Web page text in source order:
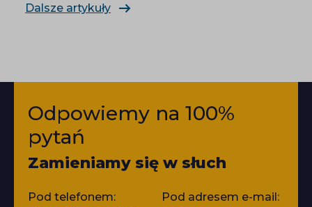
Dalsze artykuły
Odpowiemy na 100%
pytań
Zamieniamy się w słuch
Pod telefonem:
Pod adresem e-mail: